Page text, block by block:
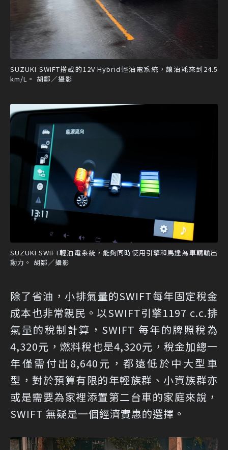
SUZUKI SWIFT搭載的12V Hybrid輕油電系統，讓油耗來到24.5
km/L。 胡鄒／攝影
SUZUKI SWIFT輕油電系統，能夠同時使用引擎和馬達為車輛輸出
動力。 胡鄒／攝影
除了省油，小排氣量的SWIFT每年固定稅金
成本也非常親民。以SWIFT引擎1197 c.c.排
氣量的稅制計算，SWIFT 每年的牌照稅為
4,320元，燃料稅也是4,320元，稅金加總一
年僅需付出8,640元，都遠低於中大型車
型，對於預算有限的年輕族群、小資族群亦
或是需要為家裡添置第二台車的家庭來說，
SWIFT 無疑是一個經濟實惠的選擇。